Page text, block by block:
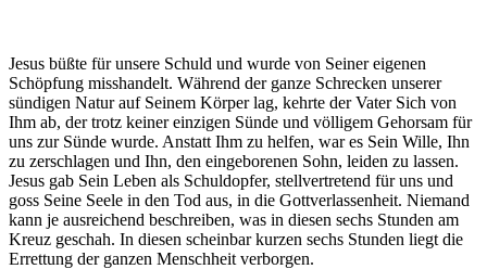
Jesus büßte für unsere Schuld und wurde von Seiner eigenen
Schöpfung misshandelt. Während der ganze Schrecken unserer
sündigen Natur auf Seinem Körper lag, kehrte der Vater Sich von
Ihm ab, der trotz keiner einzigen Sünde und völligem Gehorsam für
uns zur Sünde wurde. Anstatt Ihm zu helfen, war es Sein Wille, Ihn
zu zerschlagen und Ihn, den eingeborenen Sohn, leiden zu lassen.
Jesus gab Sein Leben als Schuldopfer, stellvertretend für uns und
goss Seine Seele in den Tod aus, in die Gottverlassenheit. Niemand
kann je ausreichend beschreiben, was in diesen sechs Stunden am
Kreuz geschah. In diesen scheinbar kurzen sechs Stunden liegt die
Errettung der ganzen Menschheit verborgen.